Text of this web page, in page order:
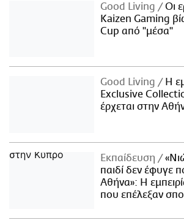
Good Living
Οι
Kaizen Gaming
Cup από "μέσα"
Good Living
Η
Exclusive
έρχεται στην
Εκπαίδευση
παιδί δεν έφυγε
Αθήνα»: Η
που επέλεξαν